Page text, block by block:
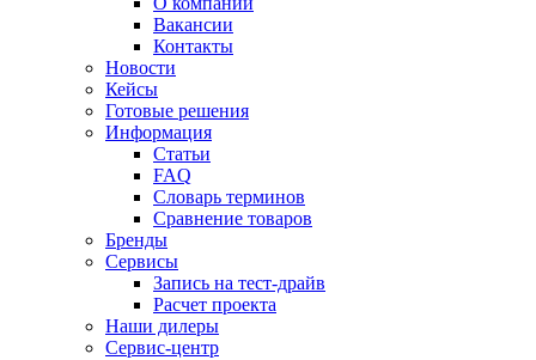
Вакансии
Контакты
Новости
Кейсы
Готовые решения
Информация
Статьи
FAQ
Словарь терминов
Сравнение товаров
Бренды
Сервисы
Запись на тест-драйв
Расчет проекта
Наши дилеры
Сервис-центр